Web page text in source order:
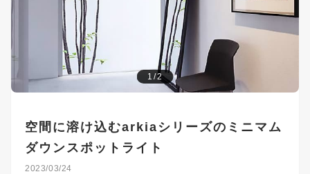
1/2
空間に溶け込むarkiaシリーズのミニマム
ダウンスポットライト
2023/03/24